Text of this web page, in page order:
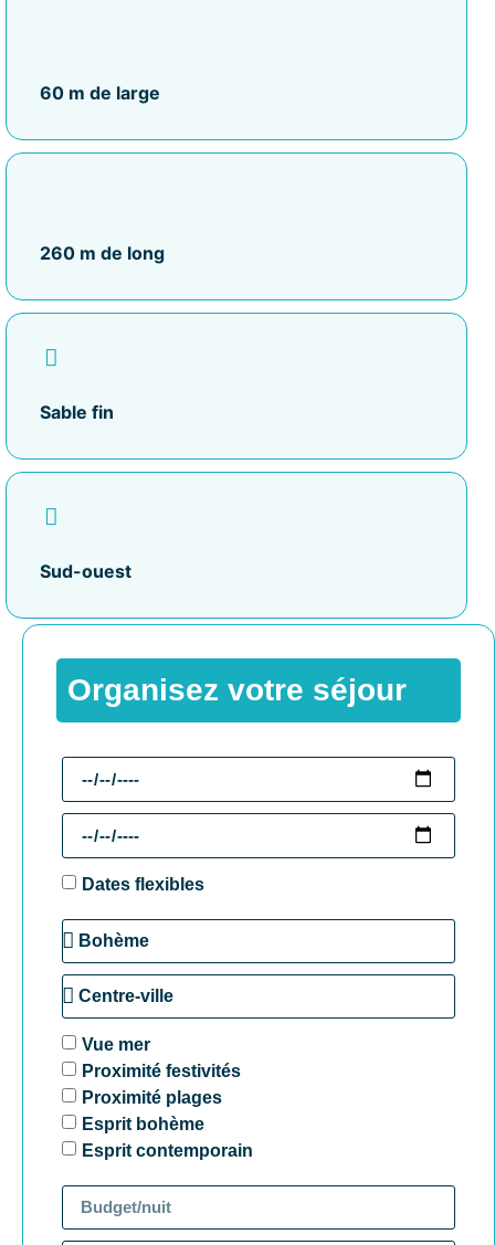
60 m de large
260 m de long
Sable fin
Sud-ouest
Organisez votre séjour
Dates flexibles
Vue mer
Proximité festivités
Proximité plages
Esprit bohème
Esprit contemporain